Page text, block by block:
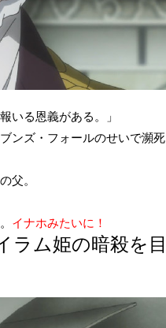
いる恩義がある。」
ンズ・フォールのせいで瀕死
父。
イナホみたいに！
ラム姫の暗殺を目